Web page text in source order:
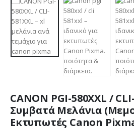
CANON PGI-580XXL /
Συμβατά Μελάνια
Εκτυπωτές Canon